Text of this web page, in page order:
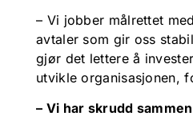
– Vi jobber målrettet
avtaler som gir oss
gjør det lettere å
utvikle organisasjonen,
– Vi har skrudd